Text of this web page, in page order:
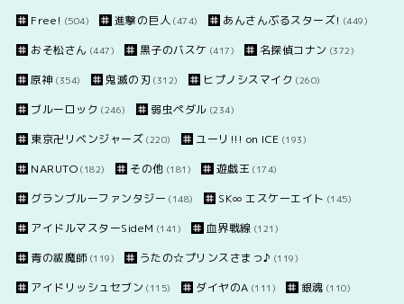
Free! (504) 進撃の巨人 (474) あんさんぶるスターズ! (449)
おそ松さん (447) 黒子のバスケ (417) 名探偵コナン (372)
原神 (354) 鬼滅の刃 (312) ヒプノシスマイク (260)
ブルーロック (246) 弱虫ペダル (234)
東京卍リベンジャーズ (220) ユーリ!!! on ICE (193)
NARUTO (182) その他 (181) 遊戯王 (174)
グランブルーファンタジー (148) SK∞ エスケーエイト (145)
アイドルマスターSideM (141) 血界戦線 (121)
青の祓魔師 (119) うたの☆プリンスさまっ♪ (119)
アイドリッシュセブン (115) ダイヤのA (111) 銀魂 (110)